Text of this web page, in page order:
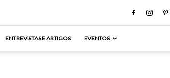
ENTREVISTAS E ARTIGOS EVENTOS